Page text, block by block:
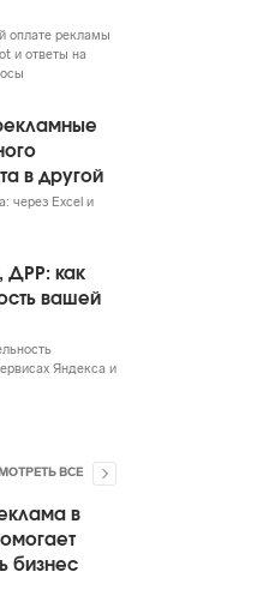
оплате рекламы
и ответы на
в другой
через Excel и
ДРР: как
вашей
Яндекса и
ВСЕ
в
бизнес